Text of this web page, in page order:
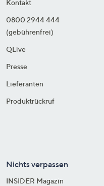
Kontakt
0800 2944 444
(gebührenfrei)
QLive
Presse
Lieferanten
Produktrückruf
Nichts verpassen
INSIDER Magazin